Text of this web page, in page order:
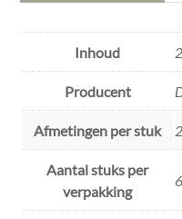
Inhoud
Producent
Afmetingen per stuk
Aantal stuks per
verpakking
6